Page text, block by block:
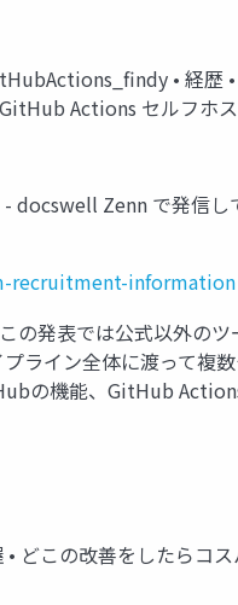
• 経歴
Actions セルフホ
docswell Zenn で発信
recruitment-information
発表では公式以外の
イン全体に渡って複
の機能、GitHub
どこの改善をしたら